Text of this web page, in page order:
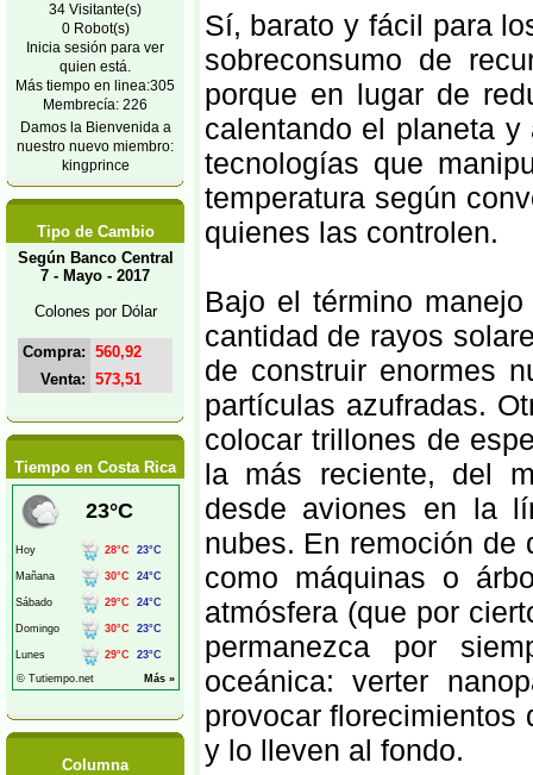
34 Visitante(s)
0 Robot(s)
Inicia sesión para ver
quien está.
Más tiempo en linea:305
Membrecía: 226
Damos la Bienvenida a
nuestro nuevo miembro:
kingprince
Tipo de Cambio
Según Banco Central
7 - Mayo - 2017
Colones por Dólar
Compra: 560,92
Venta: 573,51
Tiempo en Costa Rica
Columna
Sí, barato y fácil para
sobreconsumo de
porque en lugar de
calentando el planeta
tecnologías que
temperatura según
quienes las controlen.
Bajo el término
cantidad de rayos
de construir enormes
partículas azufradas.
colocar trillones de
la más reciente, del
desde aviones en la
nubes. En remoción de
como máquinas o
atmósfera (que por
permanezca por
oceánica: verter
provocar florecimientos
y lo lleven al fondo.